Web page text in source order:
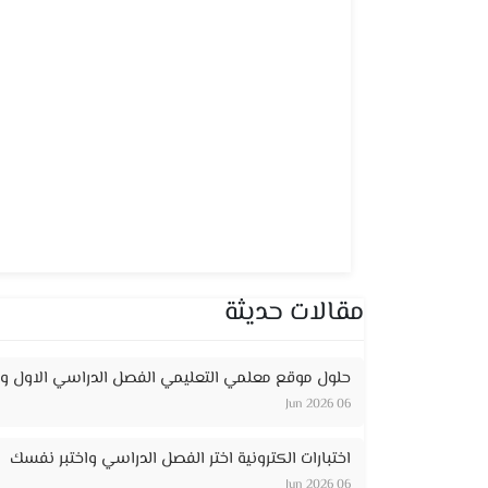
مقالات حديثة
حلول موقع معلمي التعليمي الفصل الدراسي الاول
06 Jun 2026
اختبارات الكترونية اختر الفصل الدراسي واختبر نفسك